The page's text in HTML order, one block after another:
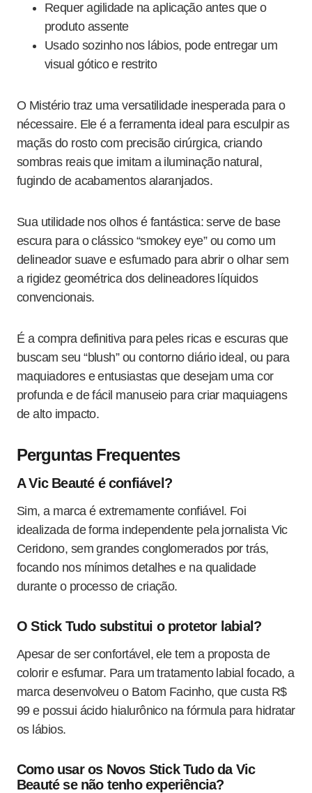
Requer agilidade na aplicação antes que o
produto assente
Usado sozinho nos lábios, pode entregar um
visual gótico e restrito
O Mistério traz uma versatilidade inesperada para o
nécessaire. Ele é a ferramenta ideal para esculpir as
maçãs do rosto com precisão cirúrgica, criando
sombras reais que imitam a iluminação natural,
fugindo de acabamentos alaranjados.
Sua utilidade nos olhos é fantástica: serve de base
escura para o clássico “smokey eye” ou como um
delineador suave e esfumado para abrir o olhar sem
a rigidez geométrica dos delineadores líquidos
convencionais.
É a compra definitiva para peles ricas e escuras que
buscam seu “blush” ou contorno diário ideal, ou para
maquiadores e entusiastas que desejam uma cor
profunda e de fácil manuseio para criar maquiagens
de alto impacto.
Perguntas Frequentes
A Vic Beauté é confiável?
Sim, a marca é extremamente confiável. Foi
idealizada de forma independente pela jornalista Vic
Ceridono, sem grandes conglomerados por trás,
focando nos mínimos detalhes e na qualidade
durante o processo de criação.
O Stick Tudo substitui o protetor labial?
Apesar de ser confortável, ele tem a proposta de
colorir e esfumar. Para um tratamento labial focado, a
marca desenvolveu o Batom Facinho, que custa R$
99 e possui ácido hialurônico na fórmula para hidratar
os lábios.
Como usar os Novos Stick Tudo da Vic
Beauté se não tenho experiência?